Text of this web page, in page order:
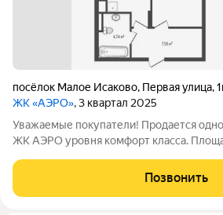
посёлок Малое Исаково, Первая улица,
ЖК «АЭРО», 3 квартал 2025
Уважаемые покупатели! Продается
ЖК АЭРО уровня комфорт класса.
расположена на первом этаже дома
корпус носит название
Позвонить